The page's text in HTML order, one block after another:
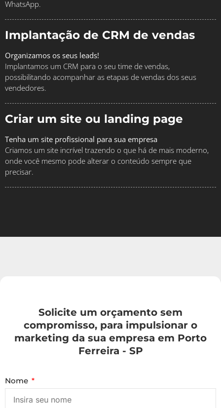
WhatsApp.
Implantação de CRM de vendas
Organizamos os seus leads!
Implantamos um CRM para o seu time de vendas,
possibilitando acompanhar as etapas de vendas dos seus
vendedores.
Criar um site ou landing page
Tenha um site profissional para sua empresa
Criamos um site incrível trazendo o que há de mais moderno,
onde você mesmo pode alterar o conteúdo sempre que
precisar.
Solicite um orçamento sem
compromisso, para impulsionar o
marketing da sua empresa em Porto
Ferreira - SP
Nome